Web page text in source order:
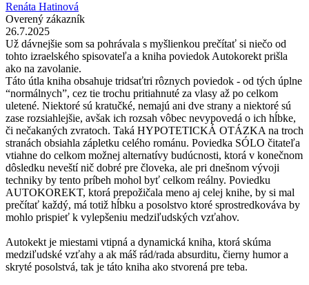
Renáta Hatinová
Overený zákazník
26.7.2025
Už dávnejšie som sa pohrávala s myšlienkou prečítať si niečo od
tohto izraelského spisovateľa a kniha poviedok Autokorekt prišla
ako na zavolanie.
Táto útla kniha obsahuje tridsaťtri rôznych poviedok - od tých úplne
“normálnych”, cez tie trochu pritiahnuté za vlasy až po celkom
uletené. Niektoré sú kratučké, nemajú ani dve strany a niektoré sú
zase rozsiahlejšie, avšak ich rozsah vôbec nevypovedá o ich hĺbke,
či nečakaných zvratoch. Taká HYPOTETICKÁ OTÁZKA na troch
stranách obsiahla zápletku celého románu. Poviedka SÓLO čitateľa
vtiahne do celkom možnej alternatívy budúcnosti, ktorá v konečnom
dôsledku neveští nič dobré pre človeka, ale pri dnešnom vývoji
techniky by tento príbeh mohol byť celkom reálny. Poviedku
AUTOKOREKT, ktorá prepožičala meno aj celej knihe, by si mal
prečítať každý, má totiž hĺbku a posolstvo ktoré sprostredkováva by
mohlo prispieť k vylepšeniu medziľudských vzťahov.
Autokekt je miestami vtipná a dynamická kniha, ktorá skúma
medziľudské vzťahy a ak máš rád/rada absurditu, čierny humor a
skryté posolstvá, tak je táto kniha ako stvorená pre teba.